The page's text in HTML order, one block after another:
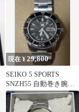
現在 ¥29,800
SEIKO 5 SPORTS
SNZH55 自動巻き腕時
計 ブラック